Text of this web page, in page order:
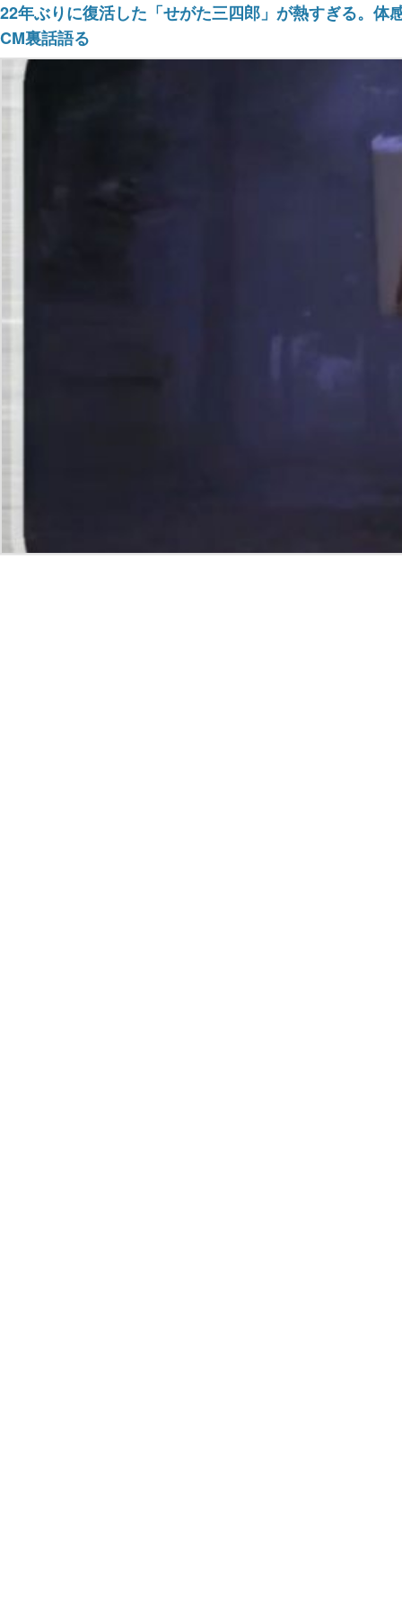
22年ぶりに復活した「せがた三四郎」が熱すぎる。
CM裏話語る